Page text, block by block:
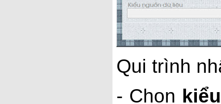
Qui trình
- Chọn